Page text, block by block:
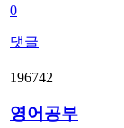
0
댓글
196742
영어공부